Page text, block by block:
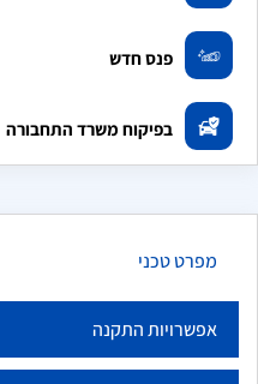
פנס חדש
בפיקוח משרד התחבורה
מפרט טכני
אפשרויות התקנה